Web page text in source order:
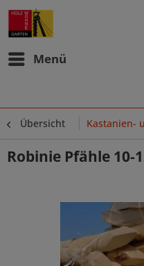
Menü
Übersicht Kastanien-
Robinie Pfähle 10-